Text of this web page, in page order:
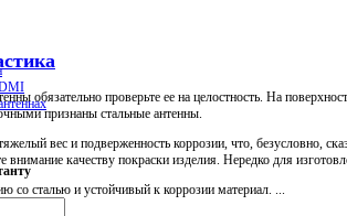
обязательно проверьте ее на целостность. На
признаны стальные антенны.
вес и подверженность коррозии, что, безусловно,
внимание качеству покраски изделия. Нередко для
со сталью и устойчивый к коррозии материал. ...